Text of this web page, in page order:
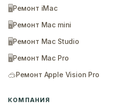
🖥️Ремонт iMac
🖥️Ремонт Mac mini
🖥️Ремонт Mac Studio
🖥️Ремонт Mac Pro
🥽Ремонт Apple Vision Pro
КОМПАНИЯ